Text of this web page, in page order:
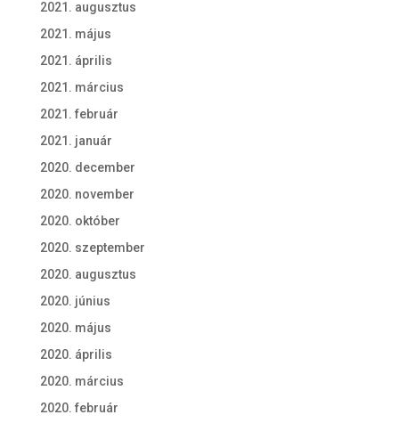
2021. augusztus
2021. május
2021. április
2021. március
2021. február
2021. január
2020. december
2020. november
2020. október
2020. szeptember
2020. augusztus
2020. június
2020. május
2020. április
2020. március
2020. február